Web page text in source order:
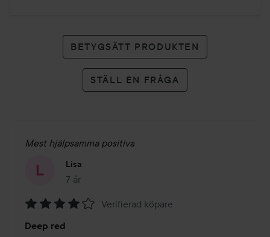
BETYGSÄTT PRODUKTEN
STÄLL EN FRÅGA
Mest hjälpsamma positiva
Lisa
7 år
Inlägget skapades 7 år
4
Verifierad köpare
Deep red